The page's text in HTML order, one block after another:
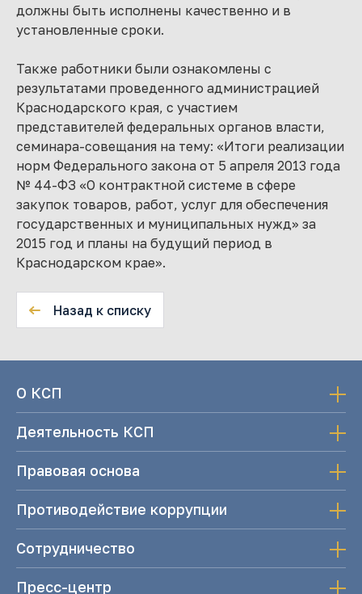
должны быть исполнены качественно и в
установленные сроки.
Также работники были ознакомлены с
результатами проведенного администрацией
Краснодарского края, с участием
представителей федеральных органов власти,
семинара-совещания на тему: «Итоги реализации
норм Федерального закона от 5 апреля 2013 года
№ 44-ФЗ «О контрактной системе в сфере
закупок товаров, работ, услуг для обеспечения
государственных и муниципальных нужд» за
2015 год и планы на будущий период в
Краснодарском крае».
Назад к списку
О КСП
Деятельность КСП
Правовая основа
Противодействие коррупции
Сотрудничество
Пресс-центр